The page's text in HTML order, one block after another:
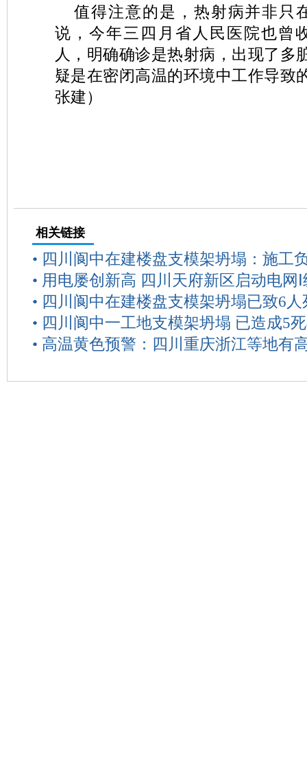
值得注意的是，热射病并非只
说，今年三四月省人民医院也曾
人，明确确诊是热射病，出现了多
疑是在密闭高温的环境中工作导致
张建）
相关链接
• 四川阆中在建楼盘支模架坍塌：施工
• 用电屡创新高 四川天府新区启动电网
• 四川阆中在建楼盘支模架坍塌已致6
• 四川阆中一工地支模架坍塌 已造成5
• 高温黄色预警：四川重庆浙江等地有